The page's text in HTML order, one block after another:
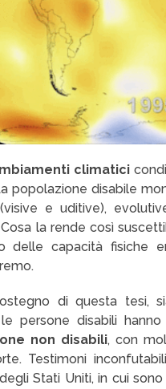
climatici
popolazione disabile
e uditive),
la rende così
delle capacità fisiche
di questa tesi,
persone disabili hanno
non disabili, con
Testimoni
Stati Uniti, in cui